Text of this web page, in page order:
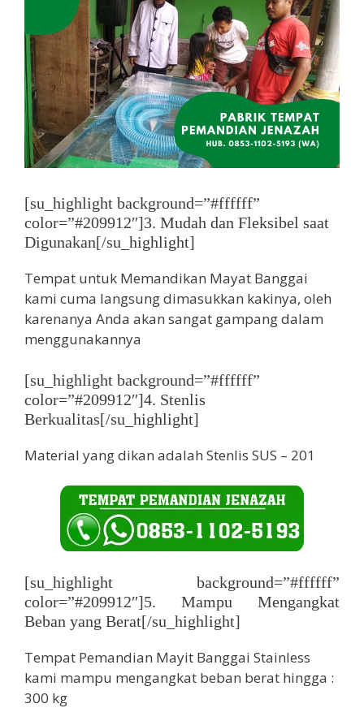
[su_highlight background=”#ffffff”
color=”#209912″]3. Mudah dan Fleksibel saat
Digunakan[/su_highlight]
Tempat untuk Memandikan Mayat Banggai
kami cuma langsung dimasukkan kakinya, oleh
karenanya Anda akan sangat gampang dalam
menggunakannya
[su_highlight background=”#ffffff”
color=”#209912″]4. Stenlis
Berkualitas[/su_highlight]
Material yang dikan adalah Stenlis SUS – 201
[su_highlight background=”#ffffff”
color=”#209912″]5. Mampu Mengangkat
Beban yang Berat[/su_highlight]
Tempat Pemandian Mayit Banggai Stainless
kami mampu mengangkat beban berat hingga :
300 kg